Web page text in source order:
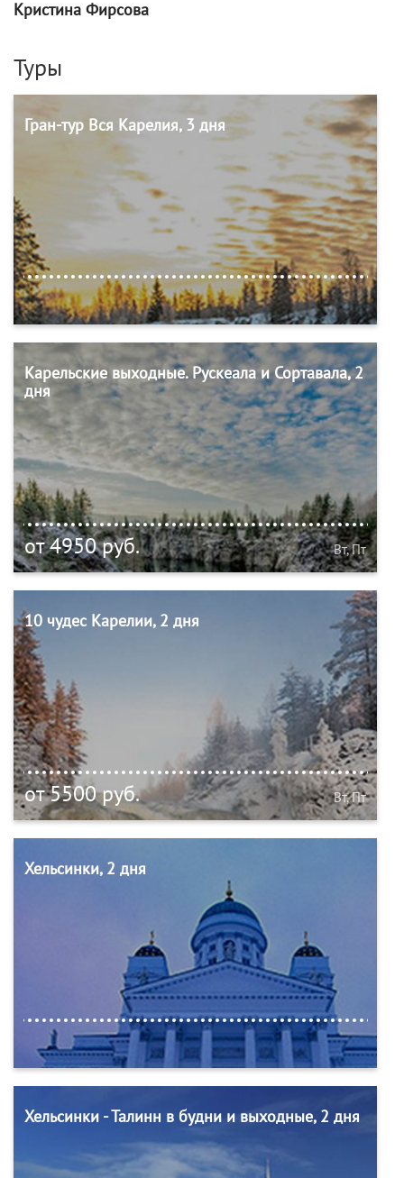
Кристина Фирсова
Туры
Гран-тур Вся Карелия, 3 дня
Карельские выходные. Рускеала и Сортавала, 2
дня
от 4950 руб. Вт, Пт
10 чудес Карелии, 2 дня
от 5500 руб. Вт, Пт
Хельсинки, 2 дня
Хельсинки - Талинн в будни и выходные, 2 дня